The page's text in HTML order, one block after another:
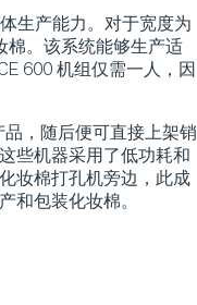
生产能力。对于宽度为
棉。该系统能够生产适
600 机组仅需一人，因
，随后便可直接上架销
些机器采用了低功耗和
妆棉打孔机旁边，此成
和包装化妆棉。